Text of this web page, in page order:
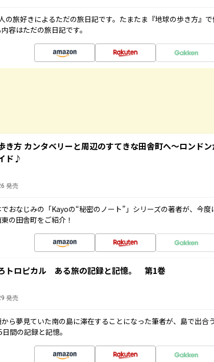
の旅好きによるただの旅日記です。たまたま『地球の歩き方』
容はただの旅日記です。
き方 カンタベリーと周辺のすてきな田舎町へ～ロンド
ド♪
発売
おなじみの「Kayoの“秘密のノート”」シリーズの著者が、今度
の田舎町をご紹介！
トロピカル ある旅の記録と記憶。 第1巻
発売
ら夢見ていた南の島に滞在することになった筆者が、島で出合
間の記録と記憶。